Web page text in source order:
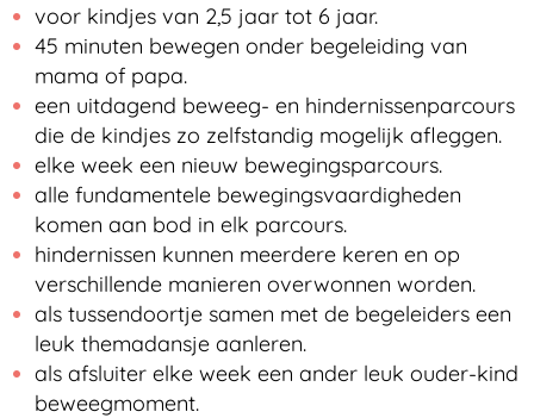
voor kindjes van 2,5 jaar tot 6 jaar.
45 minuten bewegen onder begeleiding van
mama of papa.
een uitdagend beweeg- en hindernissenparcours
die de kindjes zo zelfstandig mogelijk afleggen.
elke week een nieuw bewegingsparcours.
alle fundamentele bewegingsvaardigheden
komen aan bod in elk parcours.
hindernissen kunnen meerdere keren en op
verschillende manieren overwonnen worden.
als tussendoortje samen met de begeleiders een
leuk themadansje aanleren.
als afsluiter elke week een ander leuk ouder-kind
beweegmoment.